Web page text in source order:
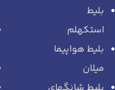
بلیط
استکهلم
بلیط هواپیما
میلان